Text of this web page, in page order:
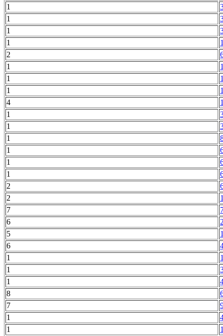
1
1
1
1
2
1
1
1
4
1
1
1
1
1
1
2
2
7
6
5
6
1
1
1
8
7
1
1